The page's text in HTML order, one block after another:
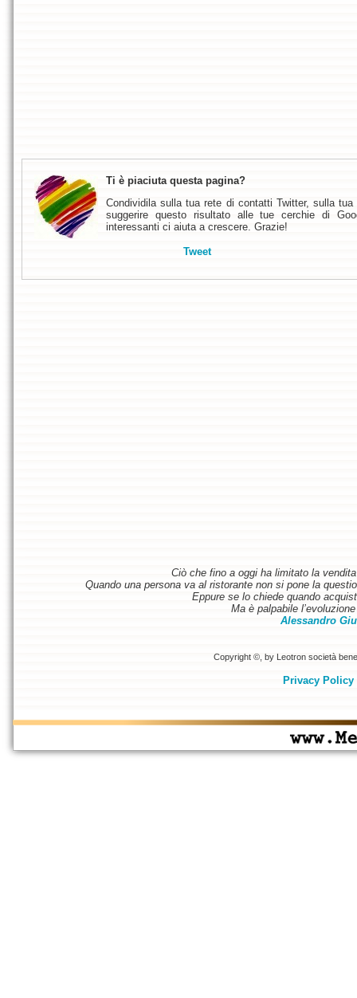
Ti è piaciuta questa pagina?
Condividila sulla tua rete di contatti Twitter, sulla
suggerire questo risultato alle tue cerchie di
interessanti ci aiuta a crescere. Grazie!
Tweet
Ciò che fino a oggi ha limitato la
Quando una persona va al ristorante non si pone la
Eppure se lo chiede quando
Ma è palpabile
Alessandro
Copyright ©, by Leotron società
Privacy Policy